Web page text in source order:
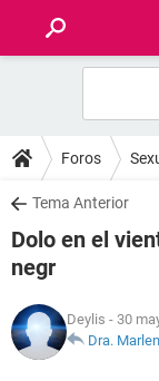
FOROS
SALUD
NUTRICIÓN
Foros
Tema Anterior
Dolo en el
negr
Deylis - 30
Dra.